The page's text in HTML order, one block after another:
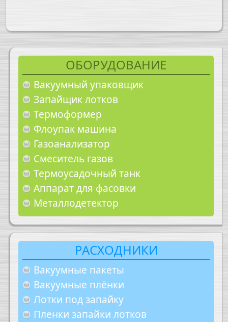
ОБОРУДОВАНИЕ
Вакуумный упаковщик
Запайщик лотков
Термоформер
Флоупак машина
Газоанализатор
Смеситель газов
Термоусадочный танк
Аппарат для фасовки
Металлодетектор
РАСХОДНИКИ
Вакуумные пакеты
Вакуумные плёнки
Лотки под запайку
Пленки запайки лотков